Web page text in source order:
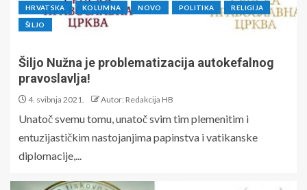
HRVATSKA KOLUMNA NOVO POLITIKA RELIGIJA
ŠILJO
Šiljo Nužna je problematizacija autokefalnog
pravoslavlja!
4. svibnja 2021. Autor: Redakcija HB
Unatoč svemu tomu, unatoč svim tim plemenitim i
entuzijastičkim nastojanjima papinstva i vatikanske
diplomacije,...